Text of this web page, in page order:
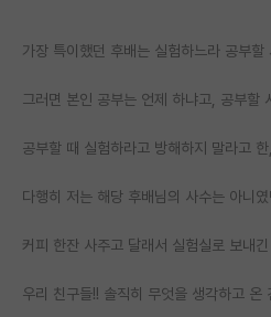
가장 특이했던 후배는 실험하느라 공부할
그러면 본인 공부는 언제 하냐고, 공부할
공부할 때 실험하라고 방해하지 말라고
다행히 저는 해당 후배님의 사수는 아니
커피 한잔 사주고 달래서 실험실로 보내긴
우리 친구들!! 솔직히 무엇을 생각하고 온